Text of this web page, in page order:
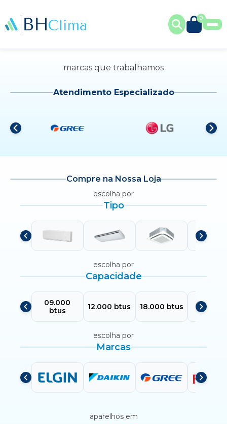
0
marcas que trabalhamos
Atendimento Especializado
Compre na Nossa Loja
escolha por
Tipo
escolha por
Capacidade
09.000
btus
12.000 btus 18.000 btus
24.000
btus
escolha por
Marcas
aparelhos em